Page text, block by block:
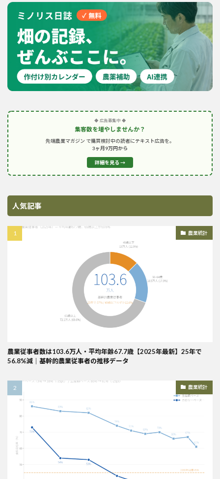
◆ 広告募集中 ◆
集客数を増やしませんか？
先端農業マガジン で購買検討中の読者にテキスト広告を。
3ヶ月9万円から
詳細を見る →
人気記事
農業統計
農業従事者数は103.6万人・平均年齢67.7歳【2025年最新】25年で
56.8%減｜基幹的農業従事者の推移データ
農業統計